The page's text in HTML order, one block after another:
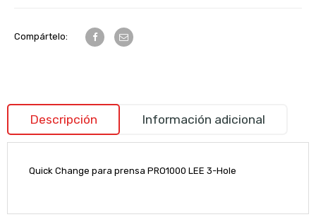
Compártelo:
Descripción Información adicional
Quick Change para prensa PRO1000 LEE 3-Hole